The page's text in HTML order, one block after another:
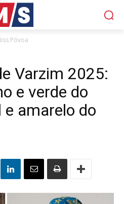
Póvoa
Varzim 2025:
e verde do
e amarelo do